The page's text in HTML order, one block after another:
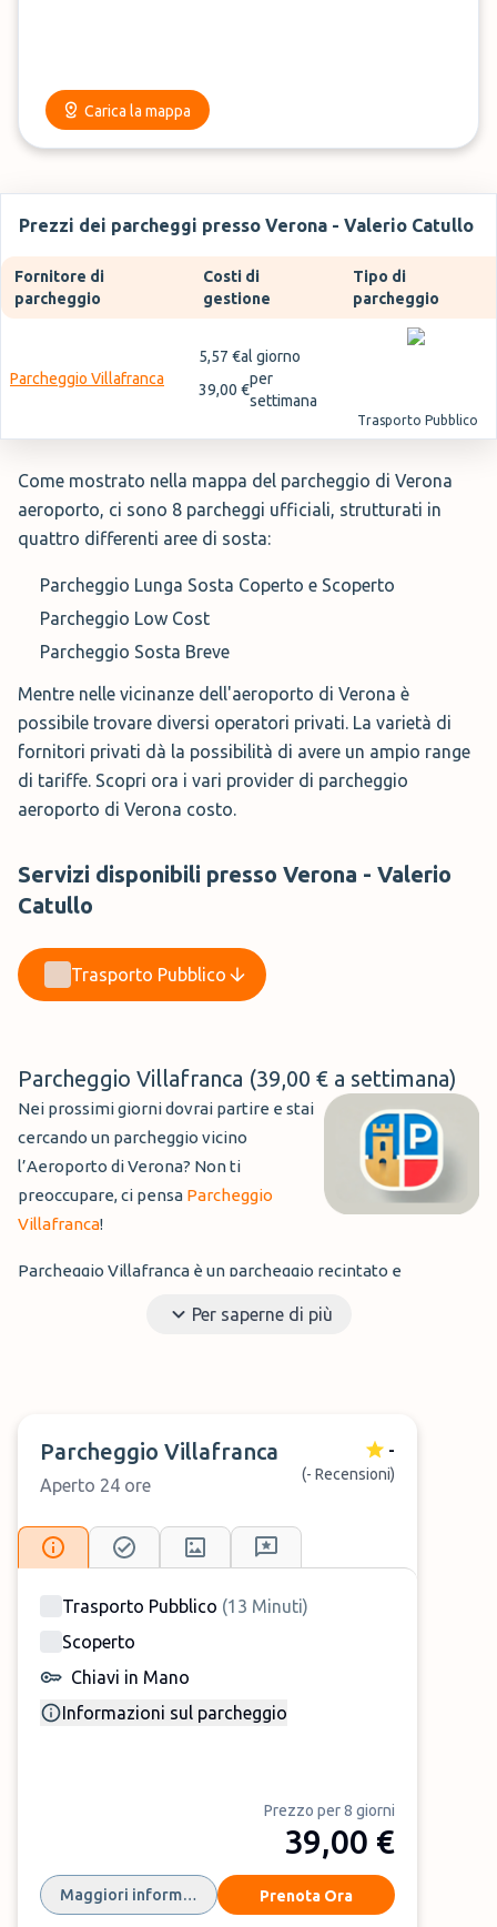
Carica la mappa
Prezzi dei parcheggi presso Verona - Valerio Catullo
Fornitore di
parcheggio
Costi di
gestione
Tipo di
parcheggio
Parcheggio Villafranca
5,57 €al giorno
39,00 €
per
settimana
Trasporto Pubblico
Come mostrato nella mappa del parcheggio di Verona
aeroporto, ci sono 8 parcheggi ufficiali, strutturati in
quattro differenti aree di sosta:
Parcheggio Lunga Sosta Coperto e Scoperto
Parcheggio Low Cost
Parcheggio Sosta Breve
Mentre nelle vicinanze dell'aeroporto di Verona è
possibile trovare diversi operatori privati. La varietà di
fornitori privati dà la possibilità di avere un ampio range
di tariffe. Scopri ora i vari provider di parcheggio
aeroporto di Verona costo.
Servizi disponibili presso Verona - Valerio
Catullo
Trasporto Pubblico
Parcheggio Villafranca (39,00 € a settimana)
Nei prossimi giorni dovrai partire e stai
cercando un parcheggio vicino
l’Aeroporto di Verona? Non ti
preoccupare, ci pensa Parcheggio
Villafranca!
Parcheggio Villafranca è un parcheggio recintato e
richiedere il lavaggio dell’auto.
🕤 Orari:h24
🚌 Servizio:Navetta/Trasporto Pubblico
🅿️ Posti Auto:scoperti
Per saperne di più
Parcheggio Villafranca
Aperto 24 ore
-
(- Recensioni)
Trasporto Pubblico (13 Minuti)
Scoperto
Chiavi in Mano
Informazioni sul parcheggio
Prezzo per 8 giorni
39,00 €
Maggiori informazioni Prenota Ora